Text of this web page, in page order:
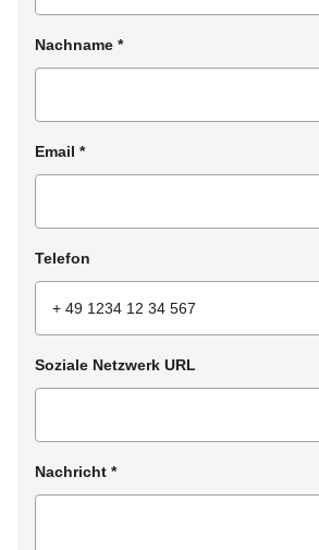
Nachname *
Email *
Telefon
Soziale Netzwerk URL
Nachricht *